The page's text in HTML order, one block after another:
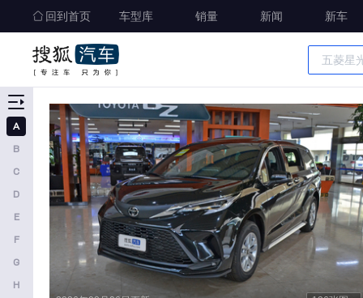
回到首页 车型库 销量 新闻 新车
A
B
C
D
E
F
G
H
车型大全 精准选车
A
奥迪
AITO
埃安
阿维塔
奥迪AUDI